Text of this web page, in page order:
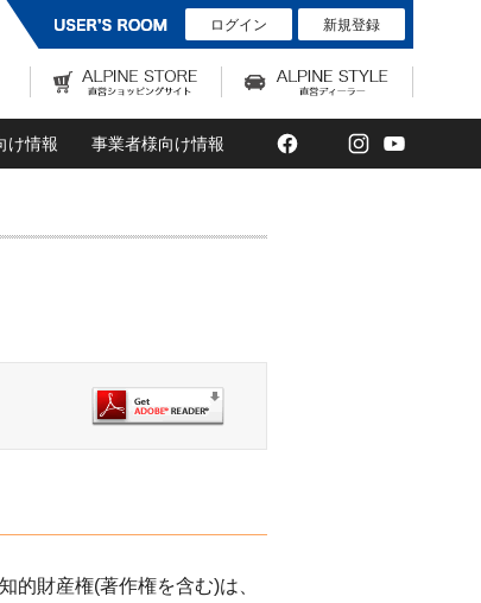
ログイン 新規登録
け情報 事業者様向け情報 Facebook
TwitterInstagram
的財産権(著作権を含む)は、